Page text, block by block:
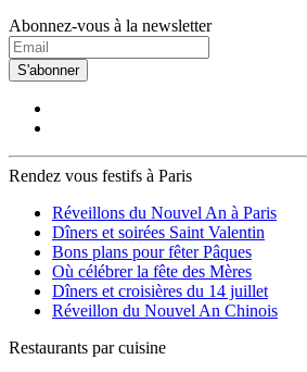
Abonnez-vous à la newsletter
S'abonner
Rendez vous festifs à Paris
Réveillons du Nouvel An à Paris
Dîners et soirées Saint Valentin
Bons plans pour fêter Pâques
Où célébrer la fête des Mères
Dîners et croisières du 14 juillet
Réveillon du Nouvel An Chinois
Restaurants par cuisine